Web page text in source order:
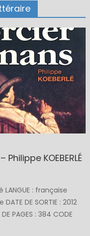
KOEBERLÉ
LANGUE : française
DE SORTIE : 2012
PAGES : 384 CODE